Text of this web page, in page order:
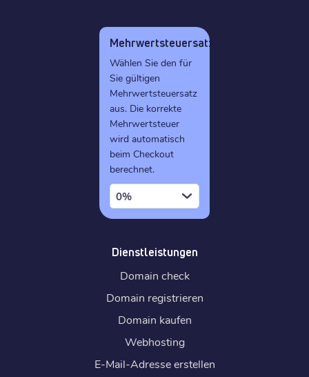
Mehrwertsteuersatz
Wählen Sie den für
Sie gültigen
Mehrwertsteuersatz
aus. Die korrekte
Mehrwertsteuer
wird automatisch
beim Checkout
berechnet.
0%
Dienstleistungen
Domain check
Domain registrieren
Domain kaufen
Webhosting
E-Mail-Adresse erstellen